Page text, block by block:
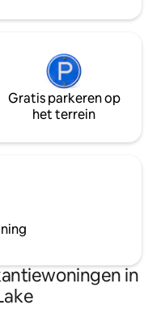
Gratis parkeren op
het terrein
in